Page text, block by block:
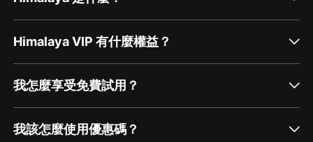
Himalaya VIP 有什麼權益？
我怎麼享受免費試用？
我該怎麼使用優惠碼？